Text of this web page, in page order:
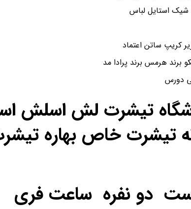
شیک استایل لباس
برند هرمس برند پرادا مد
دورس
تیشرت لش اسلش
تیشرت خاص بهاره
دو نفره ساعت فری